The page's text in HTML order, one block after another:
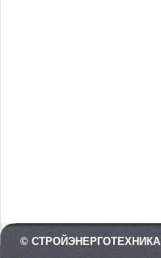
© СТРОЙЭНЕРГОТЕХНИКА